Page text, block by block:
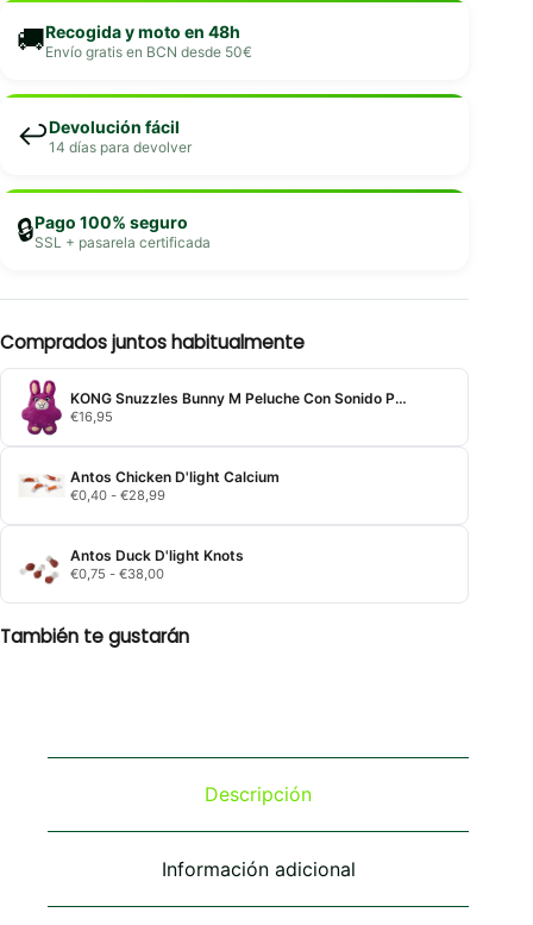
🚚Recogida y moto en 48h
Envío gratis en BCN desde 50€
↩️Devolución fácil
14 días para devolver
🔒Pago 100% seguro
SSL + pasarela certificada
Comprados juntos habitualmente
KONG Snuzzles Bunny M Peluche Con Sonido Perros Pequeños Y Cachorros
€16,95
Antos Chicken D'light Calcium
€0,40 - €28,99Rango
precios:
€0,40
Antos Duck D'light Knots
€0,75 - €38,00Rango
precios:
€0,75
También te gustarán
Descripción
Información adicional